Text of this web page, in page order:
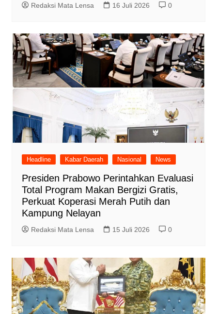
Redaksi Mata Lensa 16 Juli 2026 0
Headline Kabar Daerah Nasional News
Presiden Prabowo Perintahkan Evaluasi
Total Program Makan Bergizi Gratis,
Perkuat Koperasi Merah Putih dan
Kampung Nelayan
Redaksi Mata Lensa 15 Juli 2026 0